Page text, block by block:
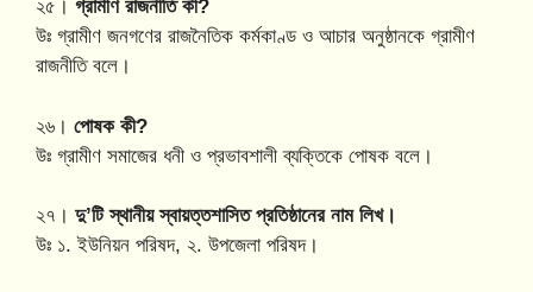
২৫। গ্রামীণ রাজনীতি কী?
উঃ গ্রামীণ জনগণের রাজনৈতিক কর্মকাণ্ড ও আচার অনুষ্ঠানকে গ্রামীণ
রাজনীতি বলে।
২৬। পোষক কী?
উঃ গ্রামীণ সমাজের ধনী ও প্রভাবশালী ব্যক্তিকে পোষক বলে।
২৭। দু’টি স্থানীয় স্বায়ত্তশাসিত প্রতিষ্ঠানের নাম লিখ।
উঃ ১. ইউনিয়ন পরিষদ, ২. উপজেলা পরিষদ।